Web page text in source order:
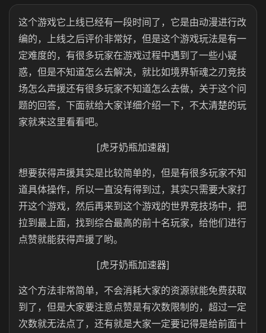
这个游戏它上线已经有一段时间了，它是由动漫进行改
编的，上线之后评价非常好，但是这个游戏玩法是有一
定难度的，有很多玩家在游戏过程中遇到了一些小疑
惑，但是不知道怎么去解决，就比如境界斩魂之刃竞技
场怎么声援还有很多玩家不知道怎么去做，关于这个问
题的回答，下面就给大家详细介绍一下，不太清楚的玩
家就来这里看看吧。
[虎牙奶瓶加速器]
想要获得声援其实是比较简单的，但是有很多玩家不知
道具体操作，所以一直没有得到过，其实只需要大家打
开这个游戏，然后再来到这个游戏的世界竞技场中，把
拉到最上面，找到综合最高的前十名玩家，给他们进行
点赞就能获得声援了哟。
[虎牙奶瓶加速器]
这个方法非常简单，不会消耗大家的资源就能免费获取
到了，但是大家要注意点赞是有次数限制的，超过一定
次数就无法点了，还有就是大家一定要记得是给前面十